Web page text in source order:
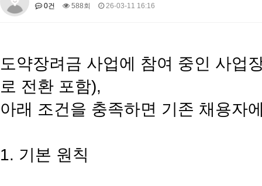
0건
588회 26-03-11 16:16
도약장려금 사업에 참여 중인 사업
로 전환 포함),
아래 조건을 충족하면 기존 채용자
1. 기본 원칙